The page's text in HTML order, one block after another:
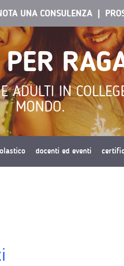
UNA CONSULENZA
ADULTI IN
MONDO.
docenti ed eventi